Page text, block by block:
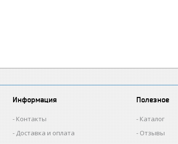
Информация
Контакты
Доставка и оплата
Полезное
Каталог
Отзывы